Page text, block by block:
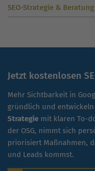
SEO-Strategie & Beratung
Jetzt kostenlosen
Mehr Sichtbarkeit in
gründlich und
Strategie mit klaren To-
der OSG, nimmt sich
priorisiert Maßnahmen,
und Leads kommst.